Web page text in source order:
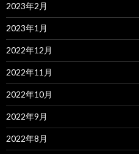
2023年2月
2023年1月
2022年12月
2022年11月
2022年10月
2022年9月
2022年8月